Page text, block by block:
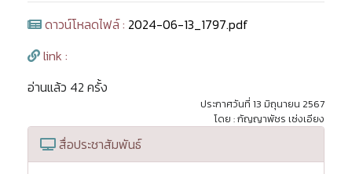
ดาวน์โหลดไฟล์ : 2024-06-13_1797.pdf
link :
อ่านแล้ว 42 ครั้ง
ประกาศวันที่ 13 มิถุนายน 2567
โดย : กัญญาพัชร เซ่งเอียง
สื่อประชาสัมพันธ์